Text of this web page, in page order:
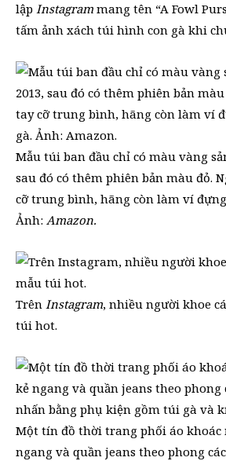
lập Instagram mang tên “A Fowl
tấm ảnh xách túi hình con gà khi
Mẫu túi ban đầu chỉ có màu vàng
sau đó có thêm phiên bản màu đỏ.
cỡ trung bình, hãng còn làm ví
Ảnh: Amazon.
Trên Instagram, nhiều người khoe
túi hot.
Một tín đồ thời trang phối áo khoác
ngang và quần jeans theo phong